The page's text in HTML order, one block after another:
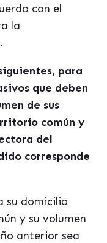
con el
la
para
que deben
de sus
común y
del
corresponde
su domicilio
y su volumen
anterior sea